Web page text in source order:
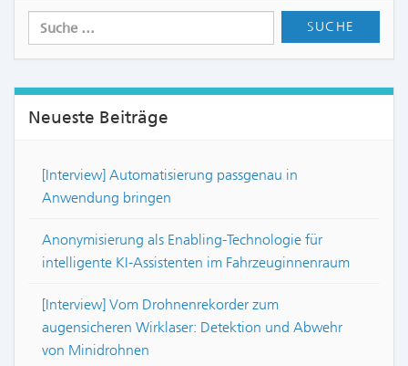
Neueste Beiträge
[Interview] Automatisierung passgenau in
Anwendung bringen
Anonymisierung als Enabling-Technologie für
intelligente KI-Assistenten im Fahrzeuginnenraum
[Interview] Vom Drohnenrekorder zum
augensicheren Wirklaser: Detektion und Abwehr
von Minidrohnen